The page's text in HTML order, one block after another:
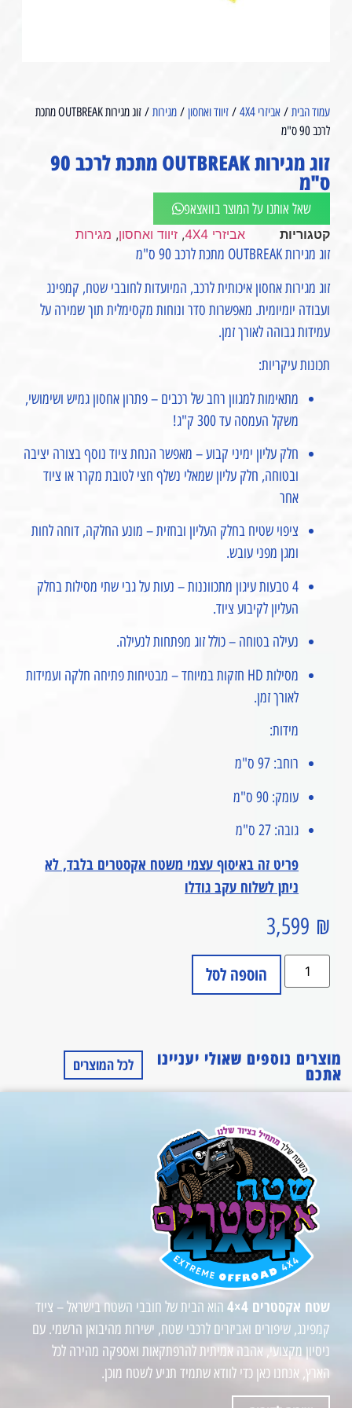
עמוד הבית/ אביזרי 4X4 / זיווד ואחסון/ מגירות
/ זוג מגירות OUTBREAK מתכת
לרכב 90 ס"מ ⁩
זוג מגירות OUTBREAK מתכת לרכב 90
ס"מ ⁩
שאל אותנו על המוצר בוואצאפ
קטגוריות אביזרי 4X4 , זיווד ואחסון, מגירות
זוג מגירות OUTBREAK מתכת לרכב 90 ס"מ ⁩
זוג מגירות אחסון איכותית לרכב, המיועדות לחובבי שטח, קמפינג
ועבודה יומיומית. מאפשרות סדר ונוחות מקסימלית תוך שמירה על
עמידות גבוהה לאורך זמן.
תכונות עיקריות:
מתאימות למגוון רחב של רכבים – פתרון אחסון גמיש ושימושי,
משקל העמסה עד 300 ק"ג!
חלק עליון ימיני קבוע – מאפשר הנחת ציוד נוסף בצורה יציבה
ובטוחה, חלק עליון שמאלי נשלף חצי לטובת מקרר או ציוד
אחר
ציפוי שטיח בחלק העליון ובחזית – מונע החלקה, דוחה לחות
ומגן מפני עובש.
4 טבעות עיגון מתכווננות – נעות על גבי שתי מסילות בחלק
העליון לקיבוע ציוד.
נעילה בטוחה – כולל זוג מפתחות לנעילה.
מסילות HD חזקות במיוחד – מבטיחות פתיחה חלקה ועמידות
לאורך זמן.
מידות:
רוחב: 97 ס"מ
עומק: 90 ס"מ
גובה: 27 ס"מ
פריט זה באיסוף עצמי משטח אקסטרים בלבד, לא
ניתן לשלוח עקב גודלו
3,599 ₪
הוספה לסל
מוצרים נוספים שאולי יעניינו
אתכם לכל המוצרים
שטח אקסטרים 4×4
הוא הבית של חובבי השטח בישראל – ציוד
קמפינג, שיפורים ואביזרים לרכבי שטח, ישירות מהיבואן הרשמי. עם
ניסיון מקצועי, אהבה אמיתית להרפתקאות ואספקה מהירה לכל
הארץ, אנחנו כאן כדי לוודא שתמיד תגיע לשטח מוכן.